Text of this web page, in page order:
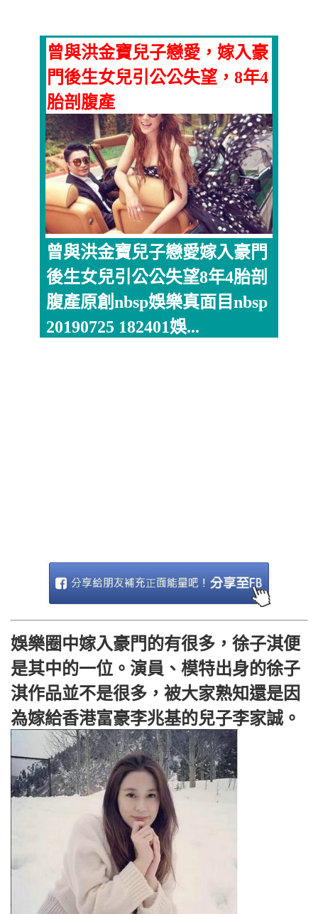
曾與洪金寶兒子戀愛，嫁入豪
門後生女兒引公公失望，8年4
胎剖腹產
曾與洪金寶兒子戀愛嫁入豪門
後生女兒引公公失望8年4胎剖
腹產原創nbsp娛樂真面目nbsp
20190725 182401娛...
娛樂圈中嫁入豪門的有很多，徐子淇便
是其中的一位。演員、模特出身的徐子
淇作品並不是很多，被大家熟知還是因
為嫁給香港富豪李兆基的兒子李家誠。